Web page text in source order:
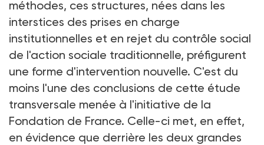
méthodes, ces structures, nées dans les
interstices des prises en charge
institutionnelles et en rejet du contrôle social
de l'action sociale traditionnelle, préfigurent
une forme d'intervention nouvelle. C'est du
moins l'une des conclusions de cette étude
transversale menée à l'initiative de la
Fondation de France. Celle-ci met, en effet,
en évidence que derrière les deux grandes